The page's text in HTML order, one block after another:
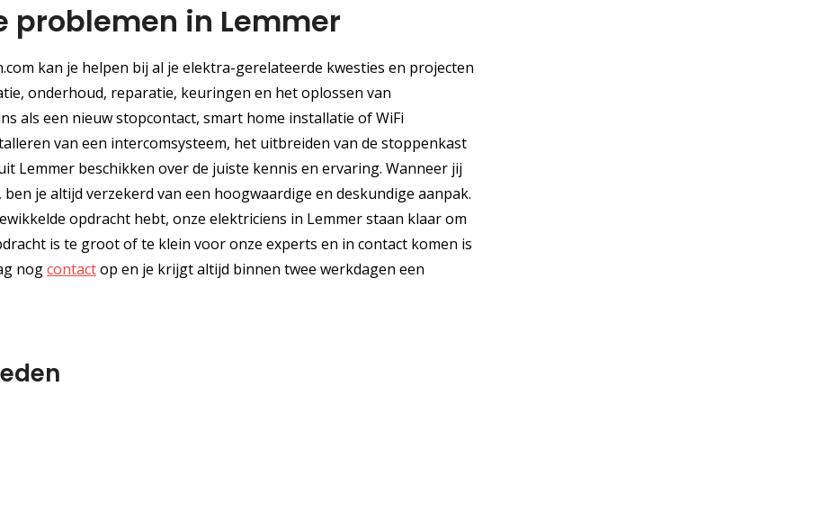
problemen in Lemmer
kan je helpen bij al je elektra-gerelateerde kwesties en projecten
onderhoud, reparatie, keuringen en het oplossen van
als een nieuw stopcontact, smart home installatie of WiFi
van een intercomsysteem, het uitbreiden van de stoppenkast
Lemmer beschikken over de juiste kennis en ervaring. Wanneer jij
je altijd verzekerd van een hoogwaardige en deskundige aanpak.
opdracht hebt, onze elektriciens in Lemmer staan klaar om
is te groot of te klein voor onze experts en in contact komen is
nogcontactop en je krijgt altijd binnen twee werkdagen een